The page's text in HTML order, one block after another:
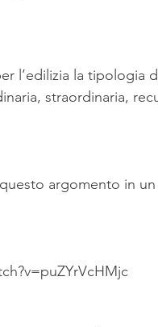
l’edilizia la tipologia
straordinaria,
argomento in